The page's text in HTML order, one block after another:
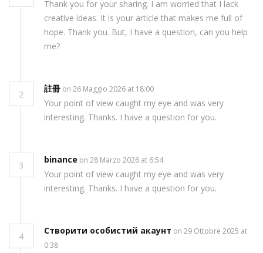
Thank you for your sharing. I am worried that I lack
creative ideas. It is your article that makes me full of
hope. Thank you. But, I have a question, can you help
me?
2
註冊 on 26 Maggio 2026 at 18:00
Your point of view caught my eye and was very
interesting. Thanks. I have a question for you.
3
binance on 28 Marzo 2026 at 6:54
Your point of view caught my eye and was very
interesting. Thanks. I have a question for you.
4
Створити особистий акаунт on 29 Ottobre 2025 at
0:38